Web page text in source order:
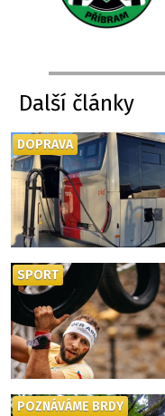
Další články
DOPRAVA
SPORT
POZNÁVÁME BRDY